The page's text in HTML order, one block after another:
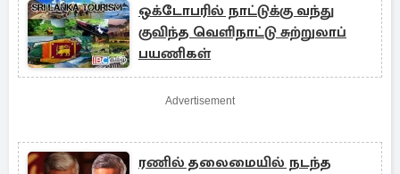
ஒக்டோபரில் நாட்டுக்கு வந்து
குவிந்த வெளிநாட்டு சுற்றுலாப்
பயணிகள்
Advertisement
ரணில் தலைமையில் நடந்த